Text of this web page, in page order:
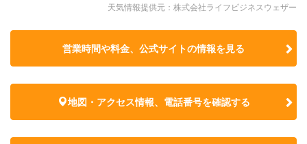
天気情報提供元：株式会社ライフビジネスウェザー
営業時間や料金、公式サイトの情報を見る
地図・アクセス情報、電話番号を確認する